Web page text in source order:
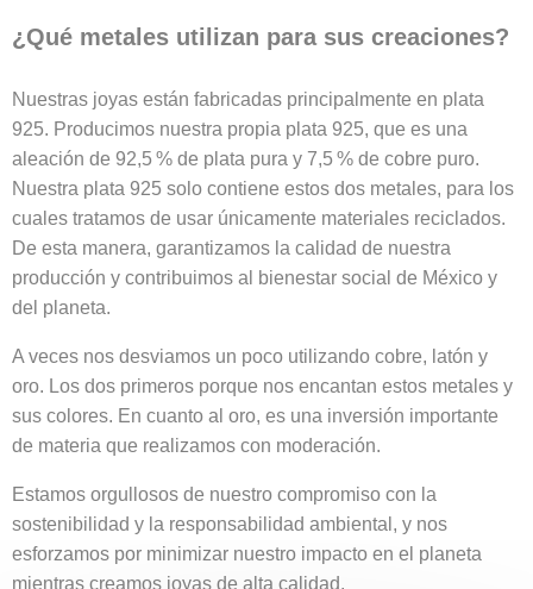
¿Qué metales utilizan para sus creaciones?
Nuestras joyas están fabricadas principalmente en plata
925. Producimos nuestra propia plata 925, que es una
aleación de 92,5 % de plata pura y 7,5 % de cobre puro.
Nuestra plata 925 solo contiene estos dos metales, para los
cuales tratamos de usar únicamente materiales reciclados.
De esta manera, garantizamos la calidad de nuestra
producción y contribuimos al bienestar social de México y
del planeta.
A veces nos desviamos un poco utilizando cobre, latón y
oro. Los dos primeros porque nos encantan estos metales y
sus colores. En cuanto al oro, es una inversión importante
de materia que realizamos con moderación.
Estamos orgullosos de nuestro compromiso con la
sostenibilidad y la responsabilidad ambiental, y nos
esforzamos por minimizar nuestro impacto en el planeta
mientras creamos joyas de alta calidad.